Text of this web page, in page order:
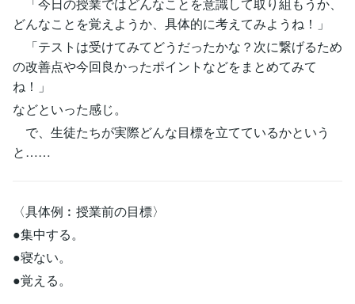
どんなことを覚えようか、具体的に考えてみようね！」
「テストは受けてみてどうだったかな？次に繋げるため
の改善点や今回良かったポイントなどをまとめてみて
ね！」
などといった感じ。
で、生徒たちが実際どんな目標を立てているかという
と……
〈具体例︰授業前の目標〉
●集中する。
●寝ない。
●覚える。